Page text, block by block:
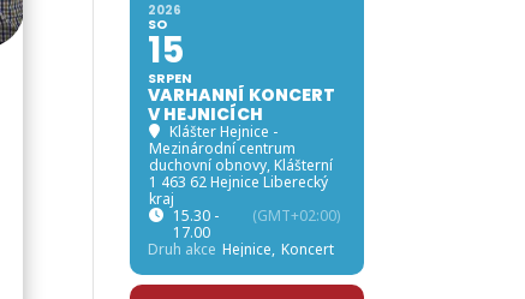
2026
SO
15
SRPEN
VARHANNÍ KONCERT
V HEJNICÍCH
Klášter Hejnice -
Mezinárodní centrum
duchovní obnovy, Klášterní
1 463 62 Hejnice Liberecký
kraj
15.30 -
17.00
(GMT+02:00)
Druh akce Hejnice, Koncert